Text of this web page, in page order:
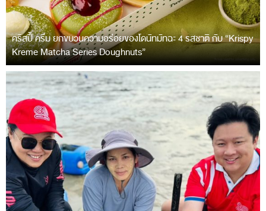
คริสปี้ ครีม ยกขบวนความอร่อยของโดนัทมัทฉะ 4 รสชาติ กับ “Krispy
Kreme Matcha Series Doughnuts”